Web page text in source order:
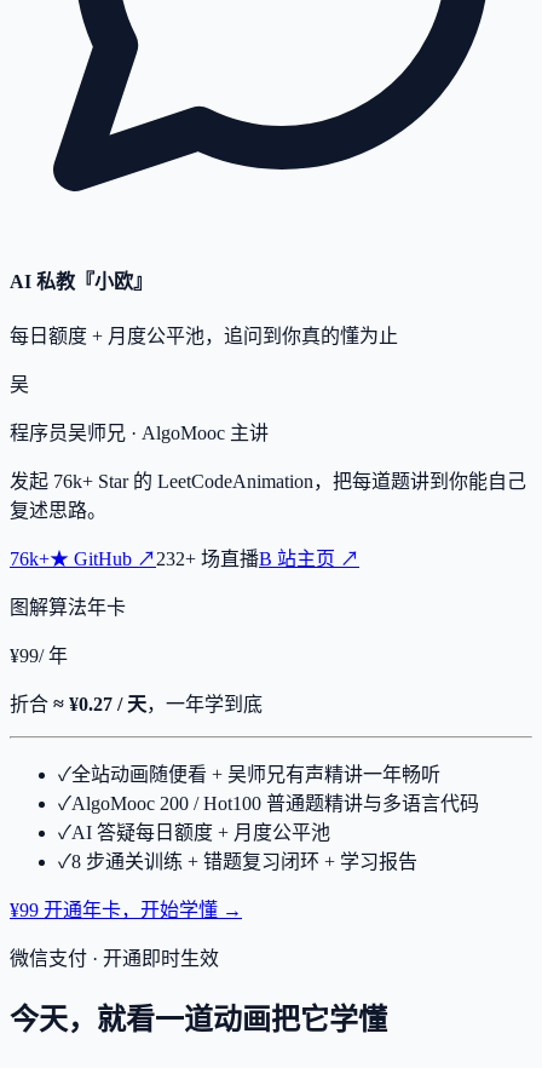
AI 私教『小欧』
每日额度 + 月度公平池，追问到你真的懂为止
吴
程序员吴师兄 · AlgoMooc 主讲
发起 76k+ Star 的 LeetCodeAnimation，把每道题讲到你能自己
复述思路。
76k+★ GitHub ↗232+ 场直播B 站主页 ↗
图解算法年卡
¥99/ 年
折合 ≈ ¥0.27 / 天，一年学到底
✓全站动画随便看 + 吴师兄有声精讲一年畅听
✓AlgoMooc 200 / Hot100 普通题精讲与多语言代码
✓AI 答疑每日额度 + 月度公平池
✓8 步通关训练 + 错题复习闭环 + 学习报告
¥99 开通年卡，开始学懂 →
微信支付 · 开通即时生效
今天，就看一道动画把它学懂